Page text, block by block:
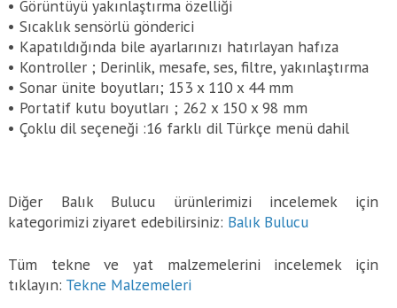
• Görüntüyü yakınlaştırma özelliği
• Sıcaklık sensörlü gönderici
• Kapatıldığında bile ayarlarınızı hatırlayan hafıza
• Kontroller ; Derinlik, mesafe, ses, filtre, yakınlaştırma
• Sonar ünite boyutları; 153 x 110 x 44 mm
• Portatif kutu boyutları ; 262 x 150 x 98 mm
• Çoklu dil seçeneği :16 farklı dil Türkçe menü dahil
Diğer Balık Bulucu ürünlerimizi incelemek için
kategorimizi ziyaret edebilirsiniz: Balık Bulucu
Tüm tekne ve yat malzemelerini incelemek için
tıklayın: Tekne Malzemeleri